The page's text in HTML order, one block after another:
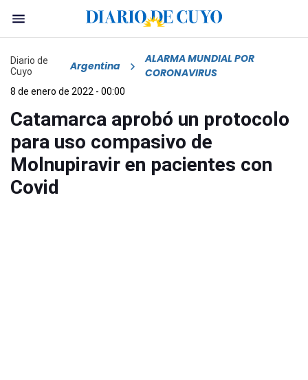
Diario de
Cuyo
Argentina
ALARMA MUNDIAL POR
CORONAVIRUS
8 de enero de 2022 - 00:00
Catamarca aprobó un protocolo
para uso compasivo de
Molnupiravir en pacientes con
Covid